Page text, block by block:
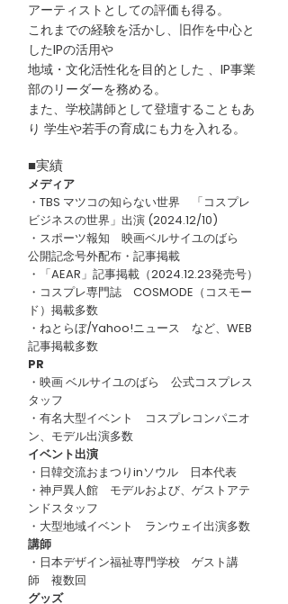
アーティストとしての評価も得る。
これまでの経験を活かし、旧作を中心と
したIPの活用や
地域・文化活性化を目的とした 、 IP事業
部のリーダーを務める。
また、学校講師として登壇することもあ
り 学生や若手の育成にも力を入れる。
■実績
メディア
・TBS マツコの知らない世界 「コスプレ
ビジネスの世界」出演 (2024.12/10)
・スポーツ報知 映画ベルサイユのばら
公開記念号外配布・記事掲載
・「AEAR」記事掲載（2024.12.23発売号）
・コスプレ専門誌 COSMODE（コスモー
ド）掲載多数
・ねとらぼ/Yahoo!ニュース など、WEB
記事掲載多数
PR
・映画 ベルサイユのばら 公式コスプレス
タッフ
・有名大型イベント コスプレコンパニオ
ン、モデル出演多数
イベント出演
・日韓交流おまつりinソウル 日本代表
・神戸異人館 モデルおよび、ゲストアテ
ンドスタッフ
・大型地域イベント ランウェイ出演多数
講師
・日本デザイン福祉専門学校 ゲスト講
師 複数回
グッズ